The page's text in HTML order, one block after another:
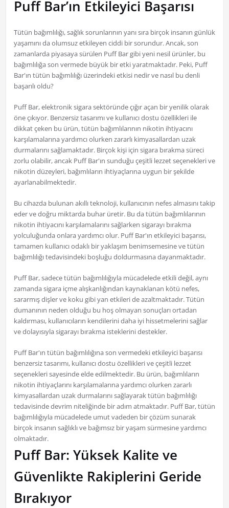
Puff Bar’ın Etkileyici Başarısı
Tütün bağımlılığı, sağlık sorunlarının yanı sıra birçok insanın günlük
yaşamını da olumsuz etkileyen ciddi bir sorundur. Ancak, son
zamanlarda piyasaya sürülen Puff Bar gibi yeni nesil ürünler, bu
bağımlılığa son vermede büyük bir etki yaratmaktadır. Peki, Puff
Bar'ın tütün bağımlılığı üzerindeki etkisi nedir ve nasıl bu denli
başarılı oldu?
Puff Bar, elektronik sigara sektöründe çığır açan bir yenilik olarak
öne çıkıyor. Benzersiz tasarımı ve kullanıcı dostu özellikleri ile
dikkat çeken bu ürün, tütün bağımlılarının nikotin ihtiyacını
karşılamalarına yardımcı olurken zararlı kimyasallardan uzak
durmalarını sağlamaktadır. Birçok kişi için sigara bırakma süreci
zorlu olabilir, ancak Puff Bar'ın sunduğu çeşitli lezzet seçenekleri ve
nikotin düzeyleri, bağımlıların ihtiyaçlarına uygun bir şekilde
ayarlanabilmektedir.
Bu cihazda bulunan akıllı teknoloji, kullanıcının nefes almasını takip
eder ve doğru miktarda buhar üretir. Bu da tütün bağımlılarının
nikotin ihtiyacını karşılamalarını sağlarken sigarayı bırakma
yolculuğunda onlara yardımcı olur. Puff Bar'ın etkileyici başarısı,
tamamen kullanıcı odaklı bir yaklaşım benimsemesine ve tütün
bağımlılığı tedavisindeki boşluğu doldurmasına dayanmaktadır.
Puff Bar, sadece tütün bağımlılığıyla mücadelede etkili değil, aynı
zamanda sigara içme alışkanlığından kaynaklanan kötü nefes,
sararmış dişler ve koku gibi yan etkileri de azaltmaktadır. Tütün
dumanının neden olduğu bu hoş olmayan sonuçları ortadan
kaldırması, kullanıcıların kendilerini daha iyi hissetmelerini sağlar
ve dolayısıyla sigarayı bırakma isteklerini destekler.
Puff Bar'ın tütün bağımlılığına son vermedeki etkileyici başarısı
benzersiz tasarımı, kullanıcı dostu özellikleri ve çeşitli lezzet
seçenekleri sayesinde elde edilmektedir. Bu ürün, bağımlıların
nikotin ihtiyaçlarını karşılamalarına yardımcı olurken zararlı
kimyasallardan uzak durmalarını sağlayarak tütün bağımlılığı
tedavisinde devrim niteliğinde bir adım atmaktadır. Puff Bar, tütün
bağımlılığıyla mücadelede umut vadeden bir çözüm sunarak
birçok insanın sağlıklı ve bağımsız bir yaşam sürmesine yardımcı
olmaktadır.
Puff Bar: Yüksek Kalite ve
Güvenlikte Rakiplerini Geride
Bırakıyor